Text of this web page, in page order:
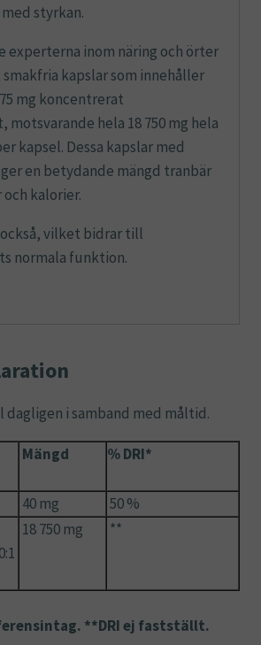
styrkan.
experterna inom näring och örter
kapslar som innehåller
mg koncentrerat
hela 18 750 mg hela
kapsel. Dessa kapslar med
en betydande mängd tranbär
kalorier.
vilket bidrar till
normala funktion.
dagligen i samband med måltid.
Mängd % DRI*
40 mg
50 %
18 750 mg **
**DRI ej fastställt.